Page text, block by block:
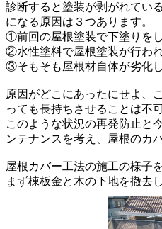
診断すると塗装が剥がれてい
になる原因は３つあります。
①前回の屋根塗装で下塗りを
②水性塗料で屋根塗装が行われ
③そもそも屋根材自体が劣化
原因がどこにあったにせよ、
っても長持ちさせることは不
このような状況の再発防止と
ンテナンスを考え、屋根のカ
屋根カバー工法の施工の様子
まず棟板金と木の下地を撤去